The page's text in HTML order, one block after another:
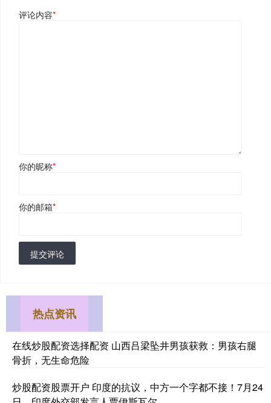
评论内容*
你的昵称*
你的邮箱*
提交评论
热点资讯
在线炒股配资选择配资 山西吕梁坠井男孩获救：男孩右腿
骨折，无生命危险
炒股配资股票开户 印度的抗议，中方一个字都不接！7月24